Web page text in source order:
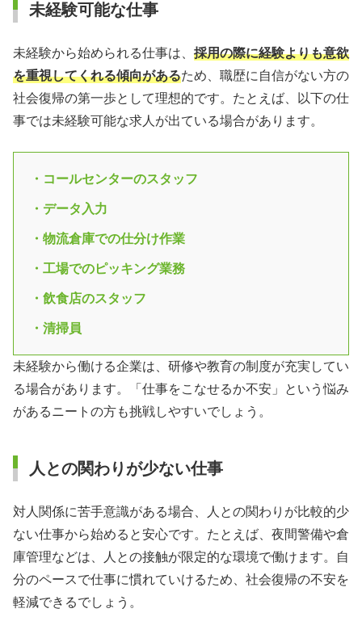
未経験可能な仕事
未経験から始められる仕事は、 採用の際に経験よりも意欲
を重視してくれる傾向があるため、職歴に自信がない方の
社会復帰の第一歩として理想的です。たとえば、以下の仕
事では未経験可能な求人が出ている場合があります。
・コールセンターのスタッフ
・データ入力
・物流倉庫での仕分け作業
・工場でのピッキング業務
・飲食店のスタッフ
・清掃員
未経験から働ける企業は、研修や教育の制度が充実してい
る場合があります。「仕事をこなせるか不安」という悩み
があるニートの方も挑戦しやすいでしょう。
人との関わりが少ない仕事
対人関係に苦手意識がある場合、人との関わりが比較的少
ない仕事から始めると安心です。たとえば、夜間警備や倉
庫管理などは、人との接触が限定的な環境で働けます。自
分のペースで仕事に慣れていけるため、社会復帰の不安を
軽減できるでしょう。